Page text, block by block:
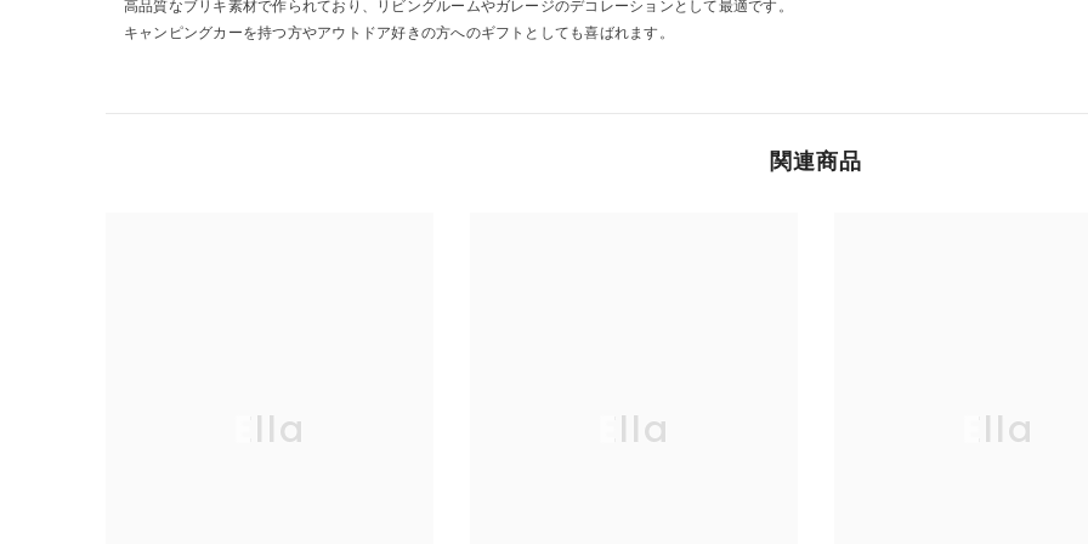
高品質なブリキ素材で作られており、リビングルームやガレージのデコレーションとして最適です。
キャンピングカーを持つ方やアウトドア好きの方へのギフトとしても喜ばれます。
関連商品
Ella Ella Ella